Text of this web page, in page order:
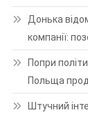
Донька
компанії:
Попри
Польща
Штучний